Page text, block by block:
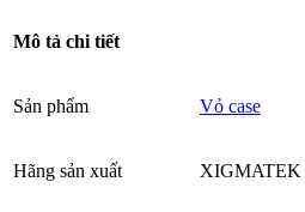
Mô tả chi tiết
Sản phẩm Vỏ case
Hãng sản xuất XIGMATEK